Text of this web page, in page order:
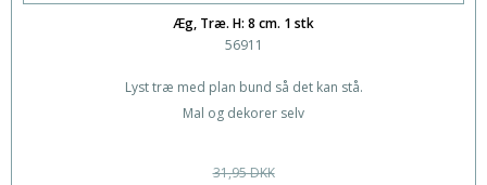
Æg, Træ. H: 8 cm. 1 stk
56911
Lyst træ med plan bund så det kan stå.
Mal og dekorer selv
31,95 DKK